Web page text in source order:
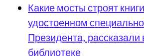
Какие мосты строят
удостоенном
Президента, рассказали
библиотеке